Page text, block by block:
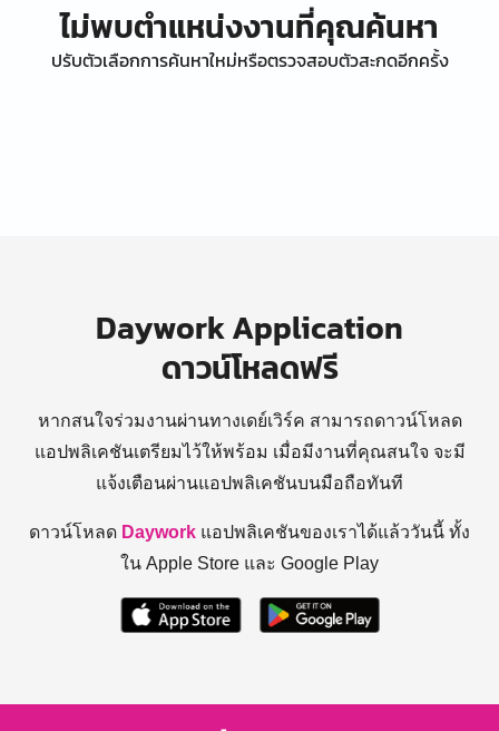
ไม่พบตำแหน่งงานที่คุณค้นหา
ปรับตัวเลือกการค้นหาใหม่หรือตรวจสอบตัวสะกดอีกครั้ง
Daywork Application
ดาวน์โหลดฟรี
หากสนใจร่วมงานผ่านทางเดย์เวิร์ค สามารถดาวน์โหลด
แอปพลิเคชันเตรียมไว้ให้พร้อม เมื่อมีงานที่คุณสนใจ จะมี
แจ้งเตือนผ่านแอปพลิเคชันบนมือถือทันที
ดาวน์โหลด Daywork แอปพลิเคชันของเราได้แล้ววันนี้ ทั้ง
ใน Apple Store และ Google Play